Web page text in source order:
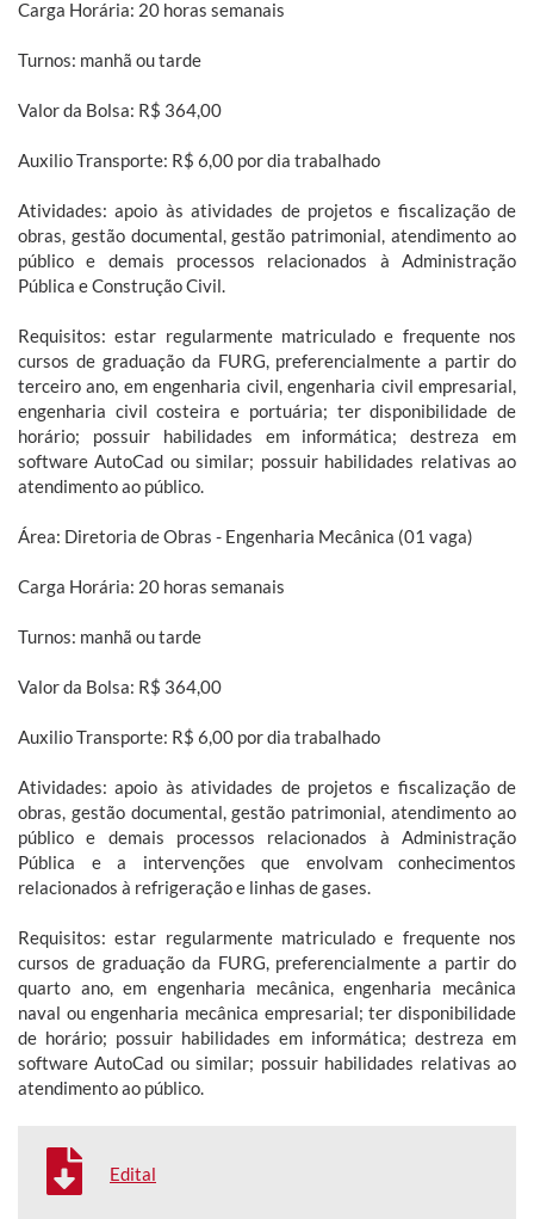
Carga Horária: 20 horas semanais
Turnos: manhã ou tarde
Valor da Bolsa: R$ 364,00
Auxilio Transporte: R$ 6,00 por dia trabalhado
Atividades: apoio às atividades de projetos e fiscalização de
obras, gestão documental, gestão patrimonial, atendimento ao
público e demais processos relacionados à Administração
Pública e Construção Civil.
Requisitos: estar regularmente matriculado e frequente nos
cursos de graduação da FURG, preferencialmente a partir do
terceiro ano, em engenharia civil, engenharia civil empresarial,
engenharia civil costeira e portuária; ter disponibilidade de
horário; possuir habilidades em informática; destreza em
software AutoCad ou similar; possuir habilidades relativas ao
atendimento ao público.
Área: Diretoria de Obras - Engenharia Mecânica (01 vaga)
Carga Horária: 20 horas semanais
Turnos: manhã ou tarde
Valor da Bolsa: R$ 364,00
Auxilio Transporte: R$ 6,00 por dia trabalhado
Atividades: apoio às atividades de projetos e fiscalização de
obras, gestão documental, gestão patrimonial, atendimento ao
público e demais processos relacionados à Administração
Pública e a intervenções que envolvam conhecimentos
relacionados à refrigeração e linhas de gases.
Requisitos: estar regularmente matriculado e frequente nos
cursos de graduação da FURG, preferencialmente a partir do
quarto ano, em engenharia mecânica, engenharia mecânica
naval ou engenharia mecânica empresarial; ter disponibilidade
de horário; possuir habilidades em informática; destreza em
software AutoCad ou similar; possuir habilidades relativas ao
atendimento ao público.
Edital